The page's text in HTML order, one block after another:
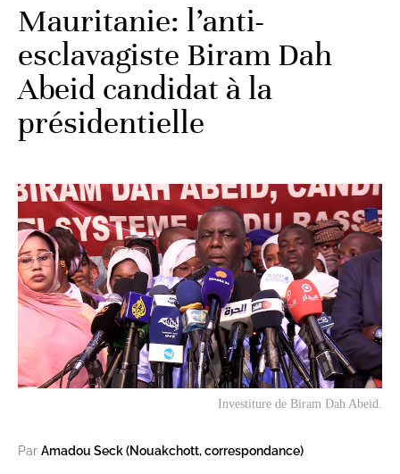
Mauritanie: l’anti-
esclavagiste Biram Dah
Abeid candidat à la
présidentielle
Investiture de Biram Dah Abeid.
Par Amadou Seck (Nouakchott, correspondance)